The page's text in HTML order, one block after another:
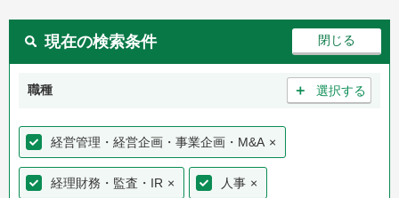
現在の検索条件
職種 ＋ 選択する
経営管理・経営企画・事業企画・M&A ×
経理財務・監査・IR × 人事 ×